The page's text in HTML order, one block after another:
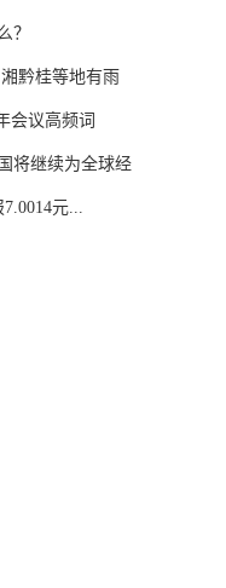
？
黔桂等地有雨
会议高频词
将继续为全球经
元...